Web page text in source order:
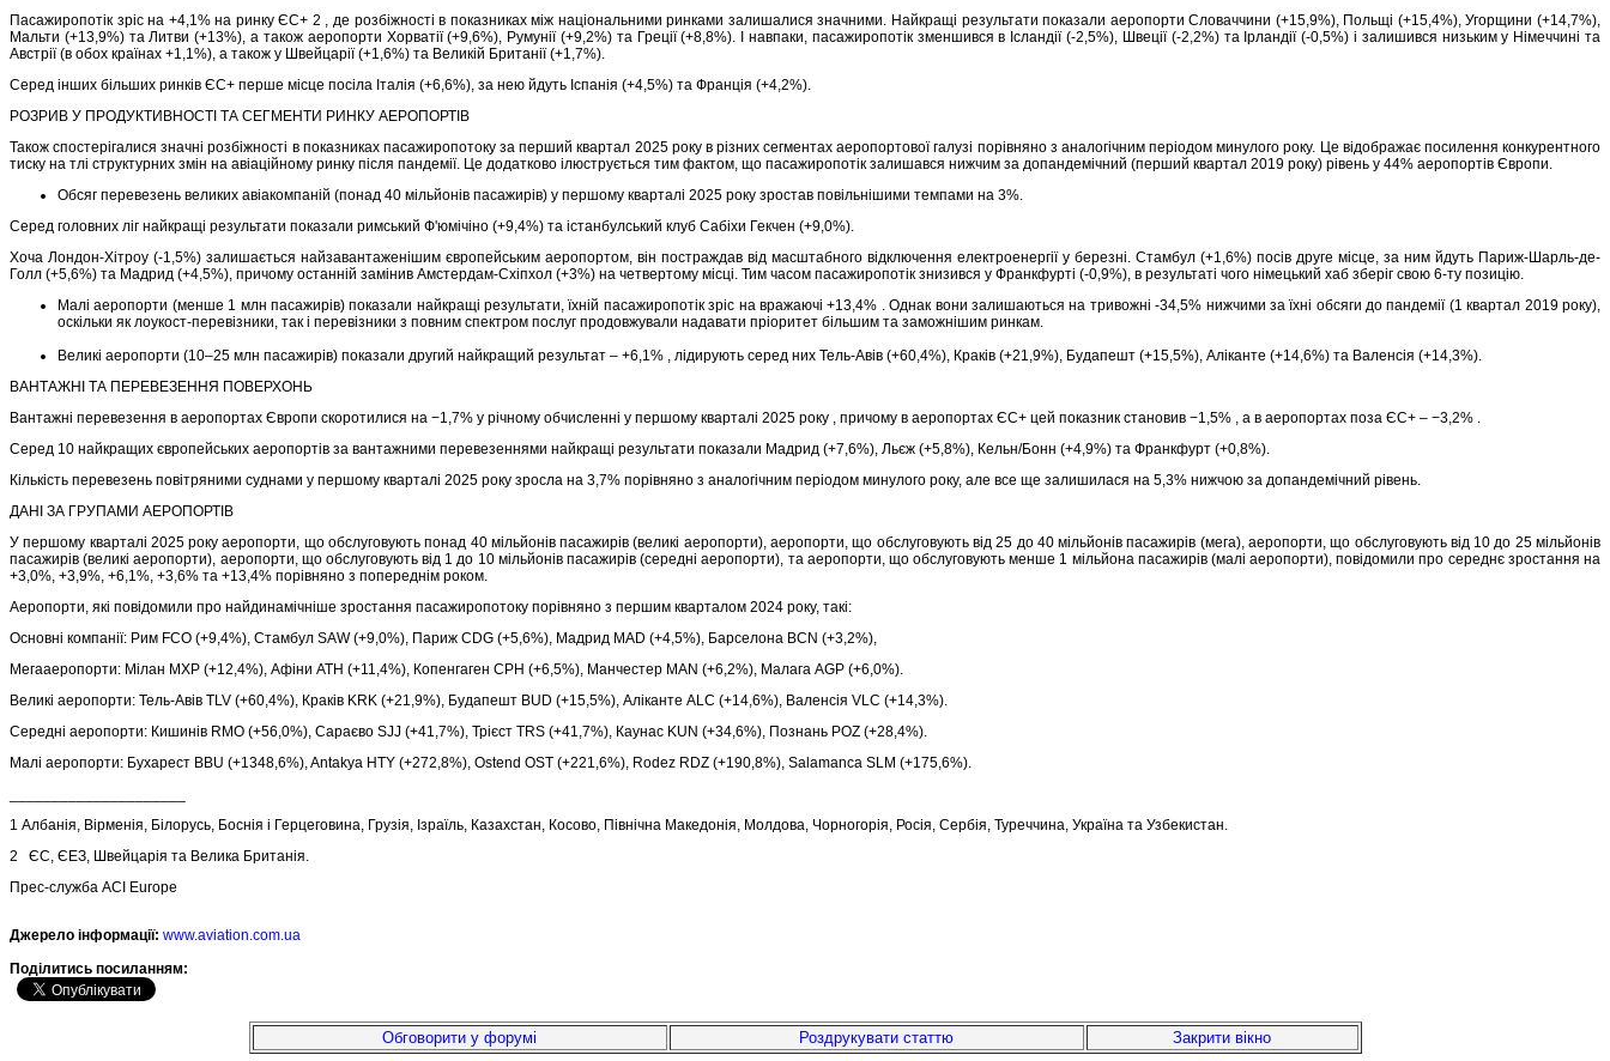
Пасажиропотік зріс на +4,1% на ринку ЄС+ 2 , де розбіжності в показниках між національними ринками залишалися значними. Найкращі результати показали аеропорти Словаччини (+15,9%), Польщі (+15,4%), Угорщини (+14,7%),
Мальти (+13,9%) та Литви (+13%), а також аеропорти Хорватії (+9,6%), Румунії (+9,2%) та Греції (+8,8%). І навпаки, пасажиропотік зменшився в Ісландії (-2,5%), Швеції (-2,2%) та Ірландії (-0,5%) і залишився низьким у Німеччині та
Австрії (в обох країнах +1,1%), а також у Швейцарії (+1,6%) та Великій Британії (+1,7%).
Серед інших більших ринків ЄС+ перше місце посіла Італія (+6,6%), за нею йдуть Іспанія (+4,5%) та Франція (+4,2%).
РОЗРИВ У ПРОДУКТИВНОСТІ ТА СЕГМЕНТИ РИНКУ АЕРОПОРТІВ
Також спостерігалися значні розбіжності в показниках пасажиропотоку за перший квартал 2025 року в різних сегментах аеропортової галузі порівняно з аналогічним періодом минулого року. Це відображає посилення конкурентного
тиску на тлі структурних змін на авіаційному ринку після пандемії. Це додатково ілюструється тим фактом, що пасажиропотік залишався нижчим за допандемічний (перший квартал 2019 року) рівень у 44% аеропортів Європи.
Обсяг перевезень великих авіакомпаній (понад 40 мільйонів пасажирів) у першому кварталі 2025 року зростав повільнішими темпами на 3%.
Серед головних ліг найкращі результати показали римський Ф'юмічіно (+9,4%) та істанбулський клуб Сабіхи Гекчен (+9,0%).
Хоча Лондон-Хітроу (-1,5%) залишається найзавантаженішим європейським аеропортом, він постраждав від масштабного відключення електроенергії у березні. Стамбул (+1,6%) посів друге місце, за ним йдуть Париж-Шарль-де-
Голл (+5,6%) та Мадрид (+4,5%), причому останній замінив Амстердам-Схіпхол (+3%) на четвертому місці. Тим часом пасажиропотік знизився у Франкфурті (-0,9%), в результаті чого німецький хаб зберіг свою 6-ту позицію.
Малі аеропорти (менше 1 млн пасажирів) показали найкращі результати, їхній пасажиропотік зріс на вражаючі +13,4% . Однак вони залишаються на тривожні -34,5% нижчими за їхні обсяги до пандемії (1 квартал 2019 року),
оскільки як лоукост-перевізники, так і перевізники з повним спектром послуг продовжували надавати пріоритет більшим та заможнішим ринкам.
Великі аеропорти (10–25 млн пасажирів) показали другий найкращий результат – +6,1% , лідирують серед них Тель-Авів (+60,4%), Краків (+21,9%), Будапешт (+15,5%), Аліканте (+14,6%) та Валенсія (+14,3%).
ВАНТАЖНІ ТА ПЕРЕВЕЗЕННЯ ПОВЕРХОНЬ
Вантажні перевезення в аеропортах Європи скоротилися на −1,7% у річному обчисленні у першому кварталі 2025 року , причому в аеропортах ЄС+ цей показник становив −1,5% , а в аеропортах поза ЄС+ – −3,2% .
Серед 10 найкращих європейських аеропортів за вантажними перевезеннями найкращі результати показали Мадрид (+7,6%), Льєж (+5,8%), Кельн/Бонн (+4,9%) та Франкфурт (+0,8%).
Кількість перевезень повітряними суднами у першому кварталі 2025 року зросла на 3,7% порівняно з аналогічним періодом минулого року, але все ще залишилася на 5,3% нижчою за допандемічний рівень.
ДАНІ ЗА ГРУПАМИ АЕРОПОРТІВ
У першому кварталі 2025 року аеропорти, що обслуговують понад 40 мільйонів пасажирів (великі аеропорти), аеропорти, що обслуговують від 25 до 40 мільйонів пасажирів (мега), аеропорти, що обслуговують від 10 до 25 мільйонів
пасажирів (великі аеропорти), аеропорти, що обслуговують від 1 до 10 мільйонів пасажирів (середні аеропорти), та аеропорти, що обслуговують менше 1 мільйона пасажирів (малі аеропорти), повідомили про середнє зростання на
+3,0%, +3,9%, +6,1%, +3,6% та +13,4% порівняно з попереднім роком.
Аеропорти, які повідомили про найдинамічніше зростання пасажиропотоку порівняно з першим кварталом 2024 року, такі:
Основні компанії: Рим FCO (+9,4%), Стамбул SAW (+9,0%), Париж CDG (+5,6%), Мадрид MAD (+4,5%), Барселона BCN (+3,2%),
Мегааеропорти: Мілан MXP (+12,4%), Афіни ATH (+11,4%), Копенгаген CPH (+6,5%), Манчестер MAN (+6,2%), Малага AGP (+6,0%).
Великі аеропорти: Тель-Авів TLV (+60,4%), Краків KRK (+21,9%), Будапешт BUD (+15,5%), Аліканте ALC (+14,6%), Валенсія VLC (+14,3%).
Середні аеропорти: Кишинів RMO (+56,0%), Сараєво SJJ (+41,7%), Трієст TRS (+41,7%), Каунас KUN (+34,6%), Познань POZ (+28,4%).
Малі аеропорти: Бухарест BBU (+1348,6%), Antakya HTY (+272,8%), Ostend OST (+221,6%), Rodez RDZ (+190,8%), Salamanca SLM (+175,6%).
1 Албанія, Вірменія, Білорусь, Боснія і Герцеговина, Грузія, Ізраїль, Казахстан, Косово, Північна Македонія, Молдова, Чорногорія, Росія, Сербія, Туреччина, Україна та Узбекистан.
2 ЄС, ЄЕЗ, Швейцарія та Велика Британія.
Прес-служба ACI Europe
Джерело інформації: www.aviation.com.ua
Подiлитись посиланням:
Обговорити у форумі Роздрукувати статтю Закрити вікно